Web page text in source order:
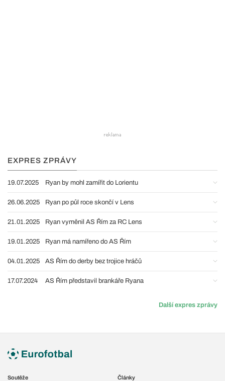
EXPRES ZPRÁVY
19.07.2025 Ryan by mohl zamířit do Lorientu
26.06.2025 Ryan po půl roce skončí v Lens
21.01.2025 Ryan vyměnil AS Řím za RC Lens
19.01.2025 Ryan má namířeno do AS Řím
04.01.2025 AS Řím do derby bez trojice hráčů
17.07.2024 AS Řím představil brankáře Ryana
Další expres zprávy
Soutěže
Články